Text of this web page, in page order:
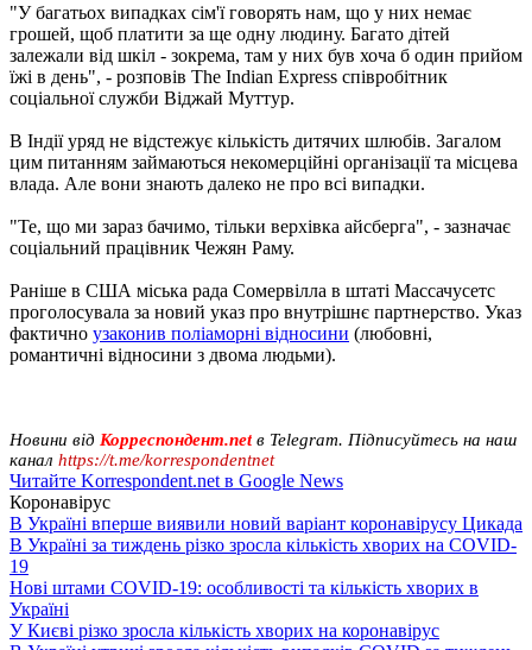
"У багатьох випадках сім'ї говорять нам, що у них немає
грошей, щоб платити за ще одну людину. Багато дітей
залежали від шкіл - зокрема, там у них був хоча б один прийом
їжі в день", - розповів The Indian Express співробітник
соціальної служби Віджай Муттур.
В Індії уряд не відстежує кількість дитячих шлюбів. Загалом
цим питанням займаються некомерційні організації та місцева
влада. Але вони знають далеко не про всі випадки.
"Те, що ми зараз бачимо, тільки верхівка айсберга", - зазначає
соціальний працівник Чежян Раму.
Раніше в США міська рада Сомервілла в штаті Массачусетс
проголосувала за новий указ про внутрішнє партнерство. Указ
фактично узаконив поліаморні відносини (любовні,
романтичні відносини з двома людьми).
Новини від Корреспондент.net в Telegram. Підписуйтесь на наш
канал https://t.me/korrespondentnet
Читайте Korrespondent.net в Google News
Коронавірус
В Україні вперше виявили новий варіант коронавірусу Цикада
В Україні за тиждень різко зросла кількість хворих на COVID-
19
Нові штами COVID-19: особливості та кількість хворих в
Україні
У Києві різко зросла кількість хворих на коронавірус